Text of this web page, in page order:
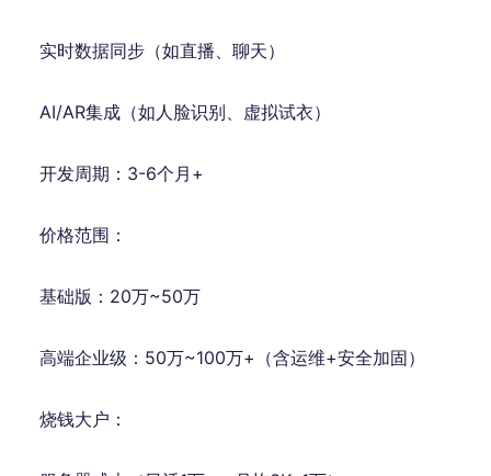
实时数据同步（如直播、聊天）
AI/AR集成（如人脸识别、虚拟试衣）
开发周期：3-6个月+
价格范围：
基础版：20万~50万
高端企业级：50万~100万+（含运维+安全加固）
烧钱大户：